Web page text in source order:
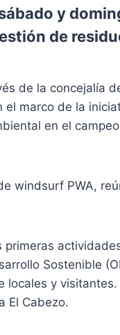
y
de
de la concejalía
marco de la
en el
windsurf PWA,
Sostenible
y
El Cabezo.